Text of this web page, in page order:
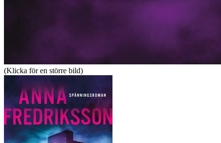
(Klicka för en större bild)